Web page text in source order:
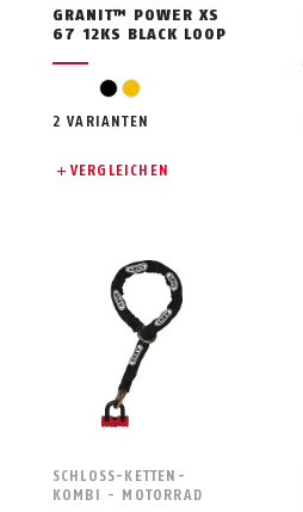
GRANIT™ POWER XS
67 12KS BLACK LOOP
blackyellow
2 VARIANTEN
VERGLEICHEN
SCHLOSS-KETTEN-
KOMBI - MOTORRAD